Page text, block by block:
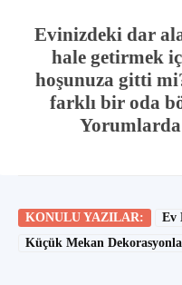
Evinizdeki dar
hale getirmek
hoşunuza gitti
farklı bir oda
KONULU YAZILAR:
Ev
Küçük Mekan